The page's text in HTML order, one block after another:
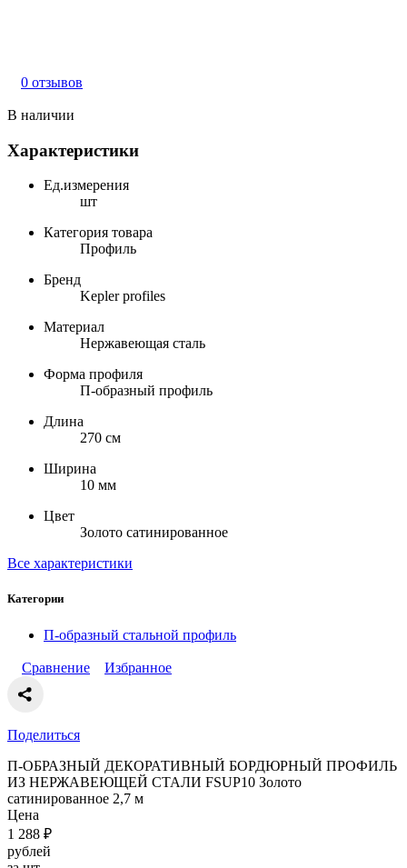
0 отзывов
В наличии
Характеристики
Ед.измерения
шт
Категория товара
Профиль
Бренд
Kepler profiles
Материал
Нержавеющая сталь
Форма профиля
П-образный профиль
Длина
270 см
Ширина
10 мм
Цвет
Золото сатинированное
Все характеристики
Категории
П-образный стальной профиль
Сравнение Избранное
Поделиться
П-ОБРАЗНЫЙ ДЕКОРАТИВНЫЙ БОРДЮРНЫЙ ПРОФИЛЬ
ИЗ НЕРЖАВЕЮЩЕЙ СТАЛИ FSUP10 Золото
сатинированное 2,7 м
Цена
1 288 ₽
рублей